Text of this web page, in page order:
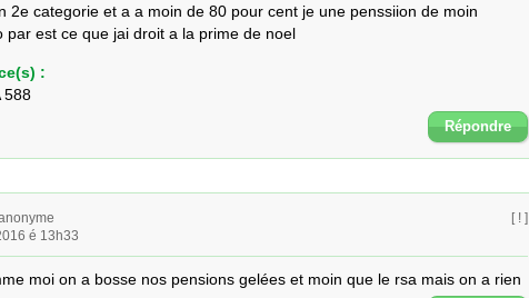
2e categorie et a a moin de 80 pour cent je une penssiion de moin
par est ce que jai droit a la prime de noel
:
588
Répondre
é 13h33
[ ! ]
moi on a bosse nos pensions gelées et moin que le rsa mais on a rien